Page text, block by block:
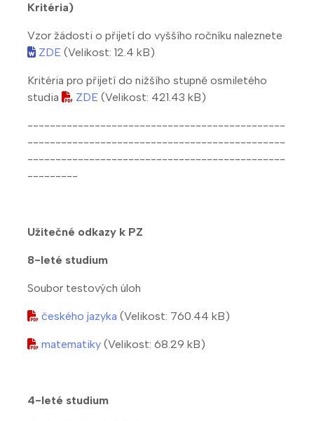
Kritéria)
Vzor žádosti o přijetí do vyššího ročníku naleznete
ZDE (Velikost: 12.4 kB)
Kritéria pro přijetí do nižšího stupně osmiletého
studia
ZDE (Velikost: 421.43 kB)
----------------------------------------------
----------------------------------------------
----------------------------------------------
---------
Užitečné odkazy k PZ
8-leté studium
Soubor testových úloh
českého jazyka (Velikost: 760.44 kB)
matematiky (Velikost: 68.29 kB)
4-leté studium